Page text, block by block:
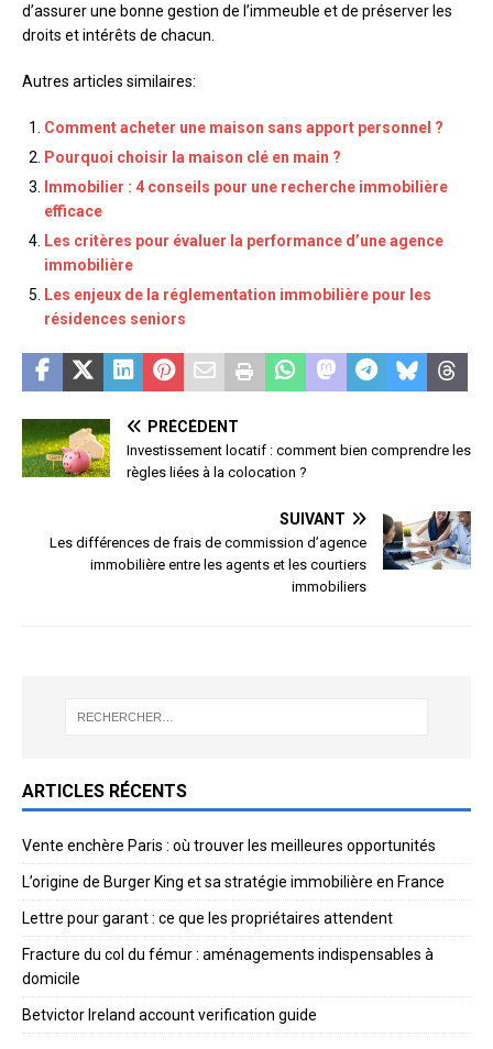
d’assurer une bonne gestion de l’immeuble et de préserver les
droits et intérêts de chacun.
Autres articles similaires:
Comment acheter une maison sans apport personnel ?
Pourquoi choisir la maison clé en main ?
Immobilier : 4 conseils pour une recherche immobilière
efficace
Les critères pour évaluer la performance d’une agence
immobilière
Les enjeux de la réglementation immobilière pour les
résidences seniors
PRÉCÉDENT
Investissement locatif : comment bien comprendre les
règles liées à la colocation ?
SUIVANT
Les différences de frais de commission d’agence
immobilière entre les agents et les courtiers
immobiliers
ARTICLES RÉCENTS
Vente enchère Paris : où trouver les meilleures opportunités
L’origine de Burger King et sa stratégie immobilière en France
Lettre pour garant : ce que les propriétaires attendent
Fracture du col du fémur : aménagements indispensables à
domicile
Betvictor Ireland account verification guide